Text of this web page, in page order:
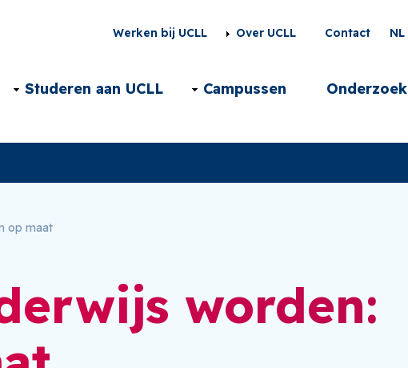
Secondary
menu
NL
Werken bij UCLL Over UCLL Contact NL
Studeren aan UCLL Campussen Onderzoek
op maat
worden: